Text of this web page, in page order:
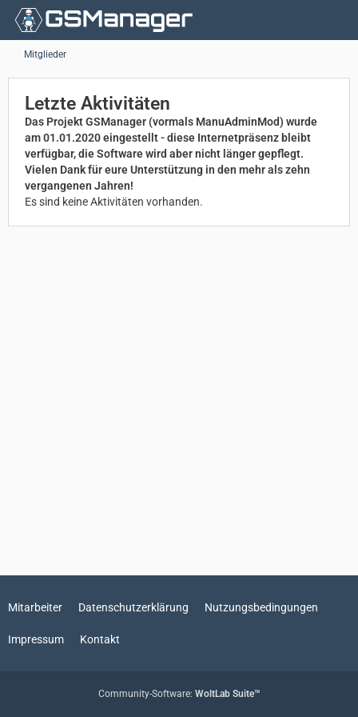
Mitglieder
Letzte Aktivitäten
Das Projekt GSManager (vormals ManuAdminMod) wurde
am 01.01.2020 eingestellt - diese Internetpräsenz bleibt
verfügbar, die Software wird aber nicht länger gepflegt.
Vielen Dank für eure Unterstützung in den mehr als zehn
vergangenen Jahren!
Es sind keine Aktivitäten vorhanden.
Mitarbeiter Datenschutzerklärung Nutzungsbedingungen
Impressum Kontakt
Community-Software: WoltLab Suite™